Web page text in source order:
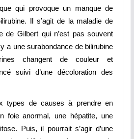
qui provoque un manque de
Il s’agit de la maladie de
de Gilbert qui n’est pas souvent
a une surabondance de bilirubine
changent de couleur et
suivi d’une décoloration des
types de causes à prendre en
foie anormal, une hépatite, une
Puis, il pourrait s’agir d’une